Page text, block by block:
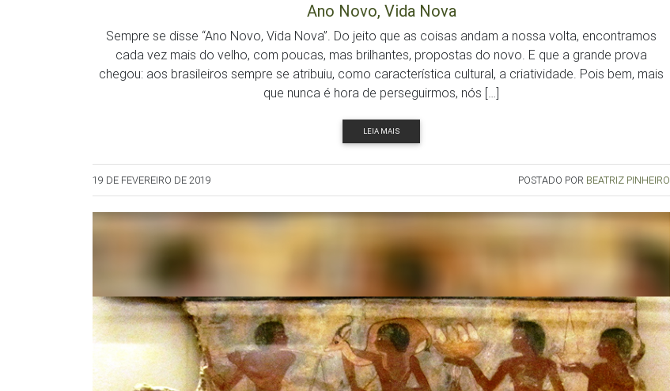
Ano Novo, Vida Nova
Sempre se disse “Ano Novo, Vida Nova”. Do jeito que as coisas andam a nossa volta, encontramos
cada vez mais do velho, com poucas, mas brilhantes, propostas do novo. E que a grande prova
chegou: aos brasileiros sempre se atribuiu, como característica cultural, a criatividade. Pois bem, mais
que nunca é hora de perseguirmos, nós […]
LEIA MAIS
19 DE FEVEREIRO DE 2019 POSTADO POR BEATRIZ PINHEIRO